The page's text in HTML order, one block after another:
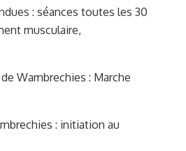
: séances toutes les 30
musculaire,
Wambrechies : Marche
: initiation au